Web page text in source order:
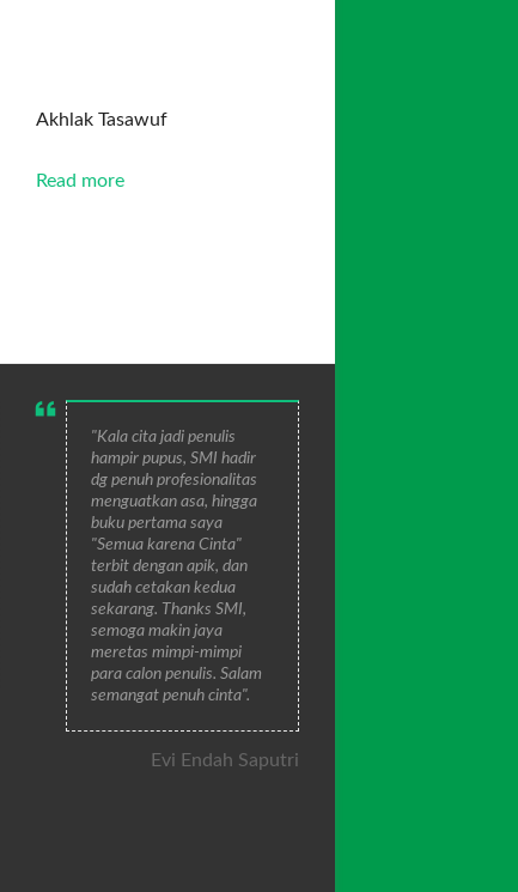
Akhlak Tasawuf
Read more
"Kala cita jadi penulis
hampir pupus, SMI hadir
dg penuh profesionalitas
menguatkan asa, hingga
buku pertama saya
"Semua karena Cinta"
terbit dengan apik, dan
sudah cetakan kedua
sekarang. Thanks SMI,
semoga makin jaya
meretas mimpi-mimpi
para calon penulis. Salam
semangat penuh cinta".
Evi Endah Saputri